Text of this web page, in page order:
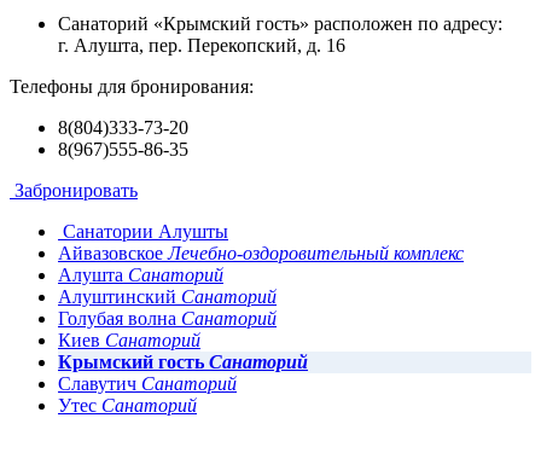
Санаторий «Крымский гость» расположен по адресу:
г. Алушта, пер. Перекопский, д. 16
Телефоны для бронирования:
8(804)333-73-20
8(967)555-86-35
Забронировать
Санатории Алушты
АйвазовскоеЛечебно-оздоровительный комплекс
Алушта Санаторий
Алуштинский Санаторий
Голубая волна Санаторий
Киев Санаторий
Крымский гость Санаторий
Славутич Санаторий
Утес Санаторий